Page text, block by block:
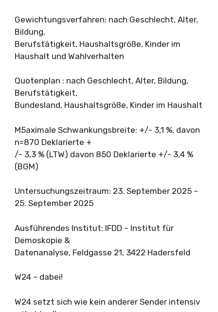
Gewichtungsverfahren: nach Geschlecht, Alter,
Bildung,
Berufstätigkeit, Haushaltsgröße, Kinder im
Haushalt und Wahlverhalten
Quotenplan : nach Geschlecht, Alter, Bildung,
Berufstätigkeit,
Bundesland, Haushaltsgröße, Kinder im Haushalt
M5aximale Schwankungsbreite: +/- 3,1 %, davon
n=870 Deklarierte +
/- 3,3 % (LTW) davon 850 Deklarierte +/- 3,4 %
(BGM)
Untersuchungszeitraum: 23. September 2025 –
25. September 2025
Ausführendes Institut: IFDD – Institut für
Demoskopie &
Datenanalyse, Feldgasse 21, 3422 Hadersfeld
W24 – dabei!
W24 setzt sich wie kein anderer Sender intensiv